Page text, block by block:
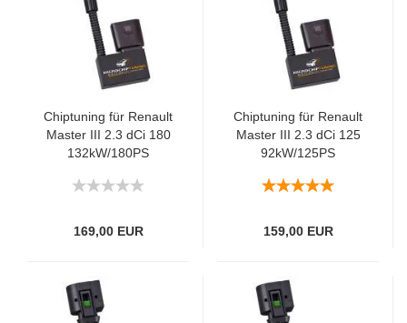
Chiptuning für Renault
Master III 2.3 dCi 180
132kW/180PS
169,00 EUR
Chiptuning für Renault
Master III 2.3 dCi 125
92kW/125PS
159,00 EUR